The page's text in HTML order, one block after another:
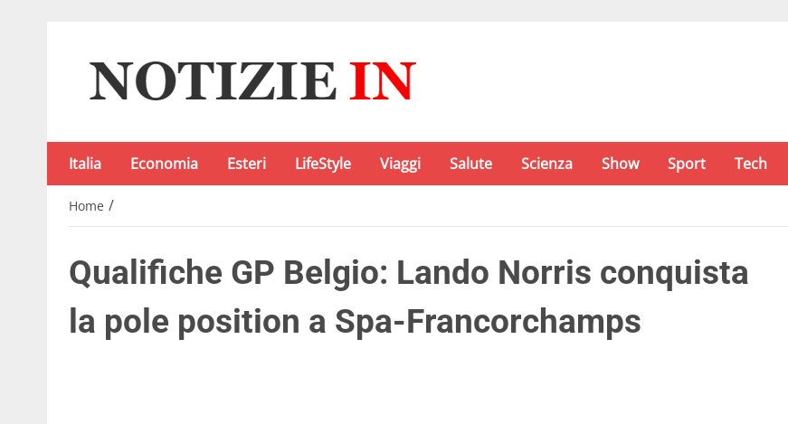
Italia Economia Esteri LifeStyle Viaggi Salute Scienza Show Sport Tech
Home /
Qualifiche GP Belgio: Lando Norris conquista
la pole position a Spa-Francorchamps